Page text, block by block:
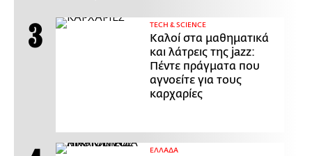
ΤECH & SCIENCE
Καλοί στα μαθηματικά
και λάτρεις της jazz:
Πέντε πράγματα που
αγνοείτε για τους
καρχαρίες
ΕΛΛΑΔΑ